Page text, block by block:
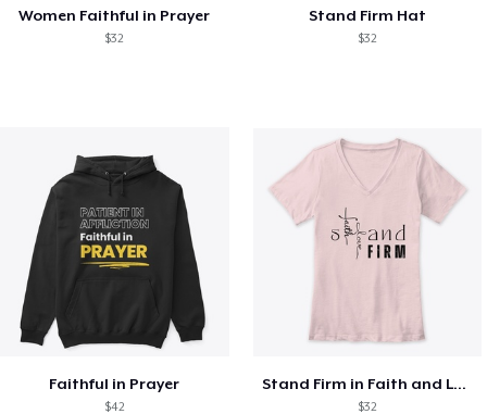
Women Faithful in Prayer
$32
Stand Firm Hat
$32
Faithful in Prayer
$42
Stand Firm in Faith and Love
$32